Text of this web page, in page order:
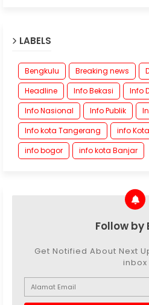
LABELS
Bengkulu Breaking news
Headline
Info Bekasi Info
Info Nasional
Info Publik
Info kota Tangerang
info
info bogor
info kota Banjar
Follow by
Get Notified About Next
inbox